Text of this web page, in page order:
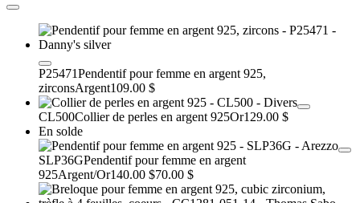
P25471Pendentif pour femme en argent 925,
zirconsArgent109.00 $
CL500Collier de perles en argent 925Or129.00 $
En solde
SLP36GPendentif pour femme en argent
925Argent/Or140.00 $70.00 $